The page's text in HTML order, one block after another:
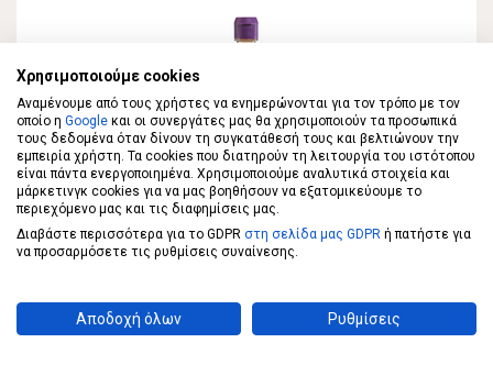
ΤΟΠ
Χρησιμοποιούμε cookies
Αναμένουμε από τους χρήστες να ενημερώνονται για τον τρόπο με τον
οποίο η Google και οι συνεργάτες μας θα χρησιμοποιούν τα προσωπικά
τους δεδομένα όταν δίνουν τη συγκατάθεσή τους και βελτιώνουν την
εμπειρία χρήστη. Τα cookies που διατηρούν τη λειτουργία του ιστότοπου
είναι πάντα ενεργοποιημένα. Χρησιμοποιούμε αναλυτικά στοιχεία και
μάρκετινγκ cookies για να μας βοηθήσουν να εξατομικεύουμε το
περιεχόμενο μας και τις διαφημίσεις μας.
Διαβάστε περισσότερα για το GDPR στη σελίδα μας GDPR ή πατήστε για
να προσαρμόσετε τις ρυθμίσεις συναίνεσης.
Αποδοχή όλων Ρυθμίσεις